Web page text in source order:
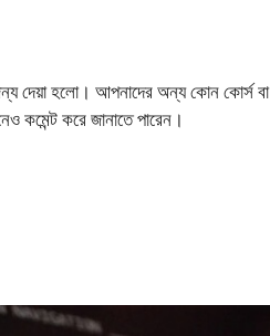
দেয়া হলো। আপনাদের অন্য কোন কোর্স বা
কমেন্ট করে জানাতে পারেন।